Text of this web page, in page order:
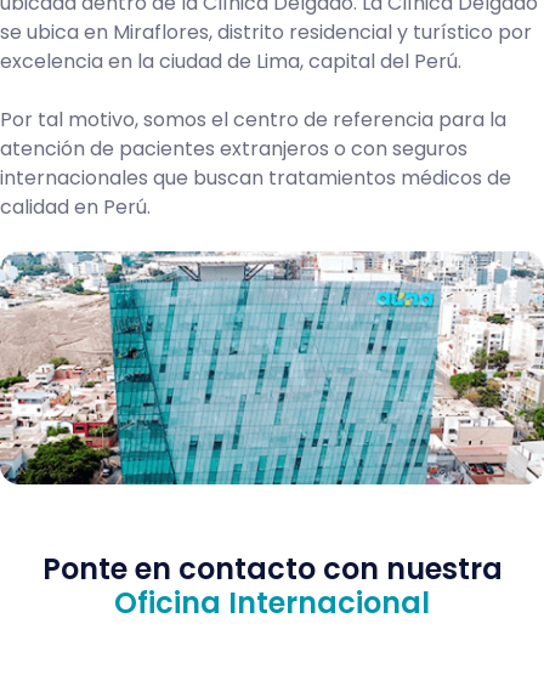
se ubica en Miraflores, distrito residencial y turístico por
excelencia en la ciudad de Lima, capital del Perú.
Por tal motivo, somos el centro de referencia para la
atención de pacientes extranjeros o con seguros
internacionales que buscan tratamientos médicos de
calidad en Perú.
Ponte en contacto con nuestra
Oficina Internacional